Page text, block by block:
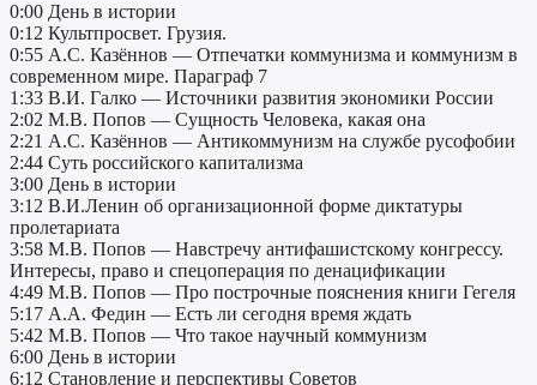
0:00 День в истории
0:12 Культпросвет. Грузия.
0:55 А.С. Казённов — Отпечатки коммунизма и коммунизм в
современном мире. Параграф 7
1:33 В.И. Галко — Источники развития экономики России
2:02 М.В. Попов — Сущность Человека, какая она
2:21 А.С. Казённов — Антикоммунизм на службе русофобии
2:44 Суть российского капитализма
3:00 День в истории
3:12 В.И.Ленин об организационной форме диктатуры
пролетариата
3:58 М.В. Попов — Навстречу антифашистскому конгрессу.
Интересы, право и спецоперация по денацификации
4:49 М.В. Попов — Про построчные пояснения книги Гегеля
5:17 А.А. Федин — Есть ли сегодня время ждать
5:42 М.В. Попов — Что такое научный коммунизм
6:00 День в истории
6:12 Становление и перспективы Советов